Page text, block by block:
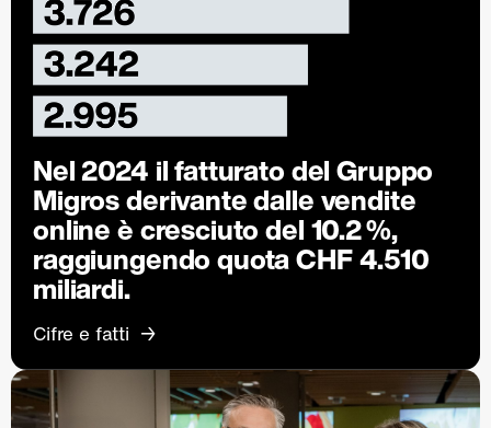
Nel 2024 il fatturato del Gruppo
Migros derivante dalle vendite
online è cresciuto del10.2 %,
raggiungendo quota CHF 4.510
miliardi.
Cifre e fatti